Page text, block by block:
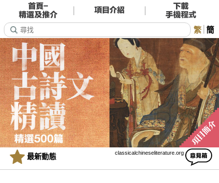
繁 簡
classicalchineseliterature.org
最新動態